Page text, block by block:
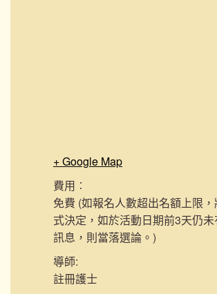
+ Google Map
費用︰
免費 (如報名人數超出名額上限
式決定，如於活動日期前3天仍
訊息，則當落選論。)
導師:
註冊護士